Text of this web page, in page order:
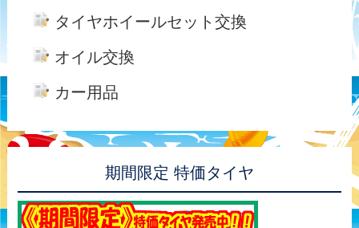
タイヤホイールセット交換
オイル交換
カー用品
期間限定 特価タイヤ